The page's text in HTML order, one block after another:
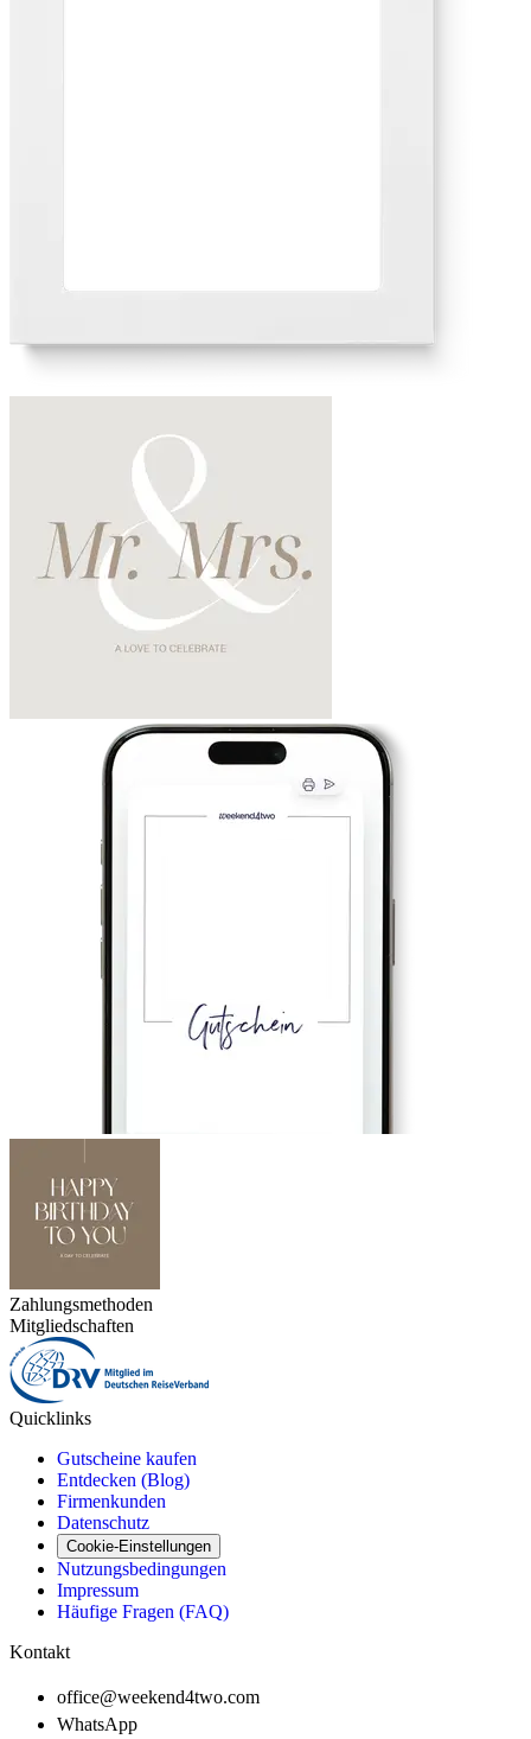
Zahlungsmethoden
Mitgliedschaften
Quicklinks
Gutscheine kaufen
Entdecken (Blog)
Firmenkunden
Datenschutz
Cookie-Einstellungen
Nutzungsbedingungen
Impressum
Häufige Fragen (FAQ)
Kontakt
office@weekend4two.com
WhatsApp